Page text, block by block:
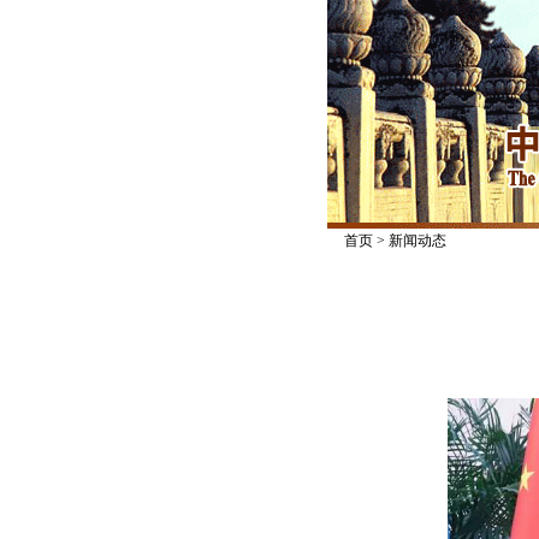
首页> 新闻动态